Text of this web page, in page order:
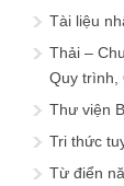
Tài liệu
Thải –
Quy trình,
Thư viện
Tri thức
Từ điển